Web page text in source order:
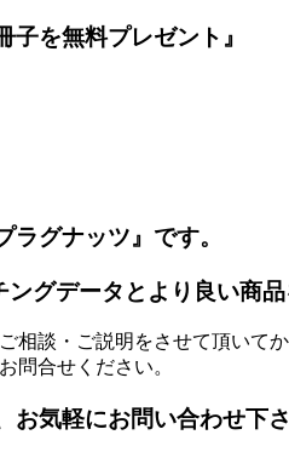
子を無料プレゼント』
グナッツ』です。
グデータとより良い商
相談・ご説明をさせて頂いて
問合せください。
気軽にお問い合わせ下さ